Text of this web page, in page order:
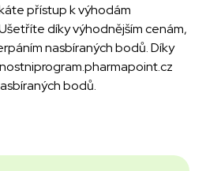
přístup k výhodám
díky výhodnějším cenám,
nasbíraných bodů. Díky
bodů.